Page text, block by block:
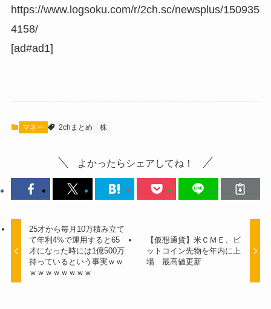
https://www.logsoku.com/r/2ch.sc/newsplus/150935
4158/
[ad#ad1]
マネー 2chまとめ 株
よかったらシェアしてね！
25才から毎月10万積み立て
て年利4%で運用すると65
才になった時には1億500万
持っているという事実ｗｗ
ｗｗｗｗｗｗｗｗ
【仮想通貨】米ＣＭＥ、ビ
ットコイン先物を年内に上
場 最高値更新